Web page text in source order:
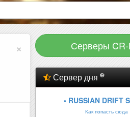
× Серверы
Сервер дня
• RUSSIAN DRIFT
Как попасть сюда